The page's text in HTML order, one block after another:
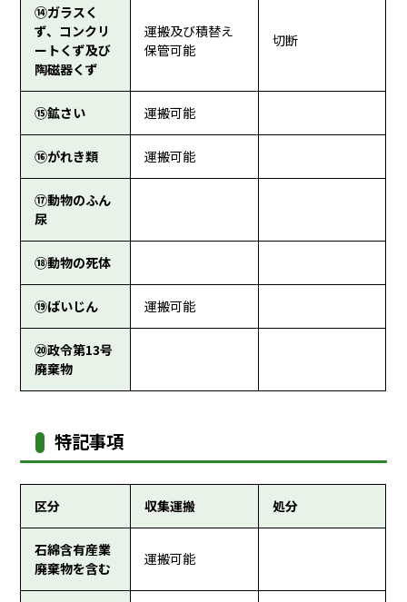
⑭ガラスく
ず、コンクリ
ートくず及び
陶磁器くず
運搬及び積替え
保管可能
切断
⑮鉱さい 運搬可能
⑯がれき類 運搬可能
⑰動物のふん
尿
⑱動物の死体
⑲ばいじん 運搬可能
⑳政令第13号
廃棄物
特記事項
区分 収集運搬 処分
石綿含有産業
廃棄物を含む
運搬可能